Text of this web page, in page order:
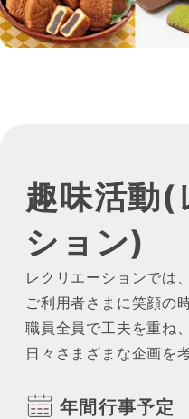
趣味活動(
ション)
レクリエーションでは、
ご利用者さまに笑顔の
職員全員で工夫を重ね、
日々さまざまな企画を
年間行事予定